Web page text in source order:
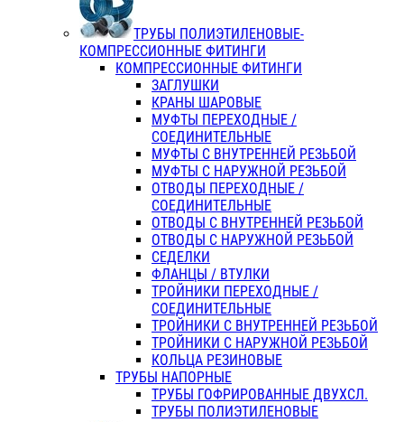
ТРУБЫ ПОЛИЭТИЛЕНОВЫЕ-
КОМПРЕССИОННЫЕ ФИТИНГИ
КОМПРЕССИОННЫЕ ФИТИНГИ
ЗАГЛУШКИ
КРАНЫ ШАРОВЫЕ
МУФТЫ ПЕРЕХОДНЫЕ /
СОЕДИНИТЕЛЬНЫЕ
МУФТЫ С ВНУТРЕННЕЙ РЕЗЬБОЙ
МУФТЫ С НАРУЖНОЙ РЕЗЬБОЙ
ОТВОДЫ ПЕРЕХОДНЫЕ /
СОЕДИНИТЕЛЬНЫЕ
ОТВОДЫ С ВНУТРЕННЕЙ РЕЗЬБОЙ
ОТВОДЫ С НАРУЖНОЙ РЕЗЬБОЙ
СЕДЕЛКИ
ФЛАНЦЫ / ВТУЛКИ
ТРОЙНИКИ ПЕРЕХОДНЫЕ /
СОЕДИНИТЕЛЬНЫЕ
ТРОЙНИКИ С ВНУТРЕННЕЙ РЕЗЬБОЙ
ТРОЙНИКИ С НАРУЖНОЙ РЕЗЬБОЙ
КОЛЬЦА РЕЗИНОВЫЕ
ТРУБЫ НАПОРНЫЕ
ТРУБЫ ГОФРИРОВАННЫЕ ДВУХСЛ.
ТРУБЫ ПОЛИЭТИЛЕНОВЫЕ